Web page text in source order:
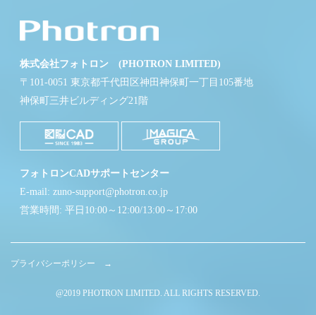
株式会社フォトロン (PHOTRON LIMITED)
〒101-0051 東京都千代田区神田神保町一丁目105番地
神保町三井ビルディング21階
フォトロンCADサポートセンター
E-mail: zuno-support@photron.co.jp
営業時間: 平日10:00～12:00/13:00～17:00
プライバシーポリシー →
@2019 PHOTRON LIMITED. ALL RIGHTS RESERVED.